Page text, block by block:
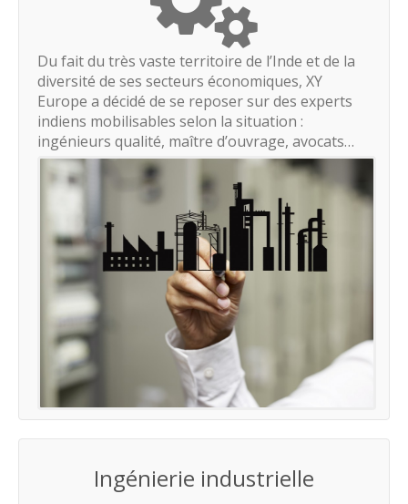
Du fait du très vaste territoire de l’Inde et de la
diversité de ses secteurs économiques, XY
Europe a décidé de se reposer sur des experts
indiens mobilisables selon la situation :
ingénieurs qualité, maître d’ouvrage, avocats…
Ingénierie industrielle